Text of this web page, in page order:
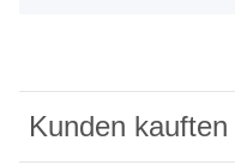
Kunden